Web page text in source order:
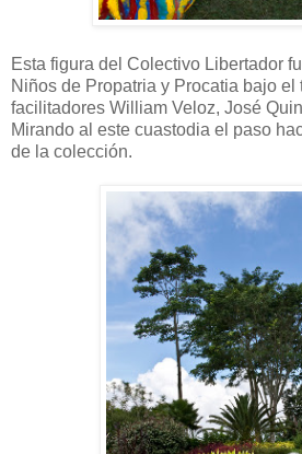
Esta figura del Colectivo Libertador
Niños de Propatria y Procatia bajo el
facilitadores William Veloz, José
Mirando al este cuastodia el paso
de la colección.